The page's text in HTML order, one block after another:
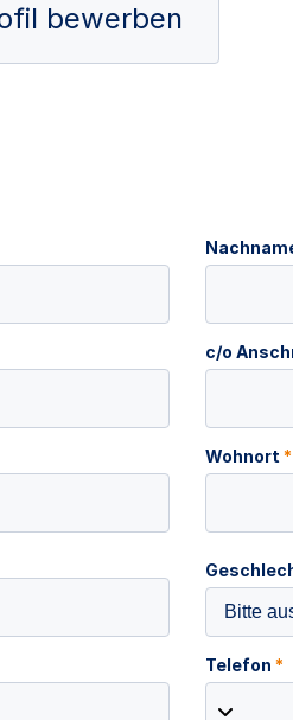
bewerben
c/o
Wohnort *
Bitte
Telefon *